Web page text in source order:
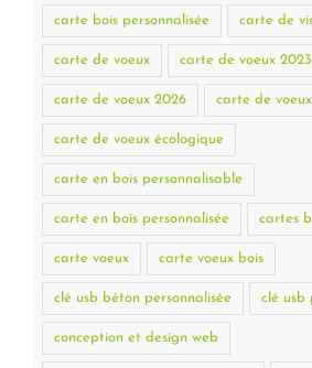
carte bois personnalisée carte de
carte de voeux carte de voeux 2023
carte de voeux 2026 carte de
carte de voeux écologique
carte en bois personnalisable
carte en bois personnalisée cartes
carte voeux carte voeux bois
clé usb béton personnalisée clé usb
conception et design web